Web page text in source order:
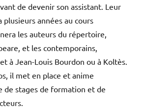
de devenir son assistant. Leur
années au cours
les auteurs du répertoire,
et les contemporains,
à Jean-Louis Bourdon ou à Koltès.
il met en place et anime
de stages de formation et de